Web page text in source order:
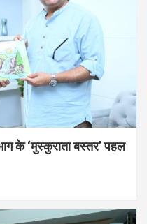
के ‘मुस्कुराता बस्तर’ पहल